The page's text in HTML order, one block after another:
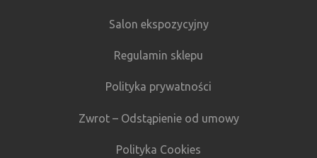
Salon ekspozycyjny
Regulamin sklepu
Polityka prywatności
Zwrot – Odstąpienie od umowy
Polityka Cookies